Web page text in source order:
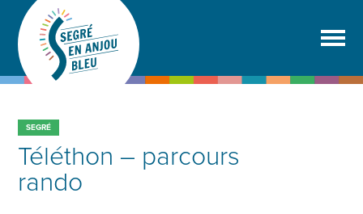
SEGRÉ
Téléthon – parcours
rando